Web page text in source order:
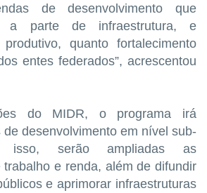
de desenvolvimento que
a parte de infraestrutura, e
produtivo, quanto fortalecimento
entes federados”, acrescentou
do MIDR, o programa irá
desenvolvimento em nível sub-
isso, serão ampliadas as
trabalho e renda, além de difundir
e aprimorar infraestruturas